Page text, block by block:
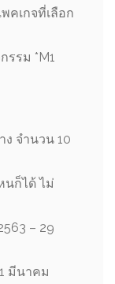
คเกจที่เลือก
รรม *M1
ง จำนวน 10
นก็ได้ ไม่
– 29
มีนาคม